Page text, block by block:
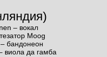
– вокал
Moog
бандонеон
виола да гамба